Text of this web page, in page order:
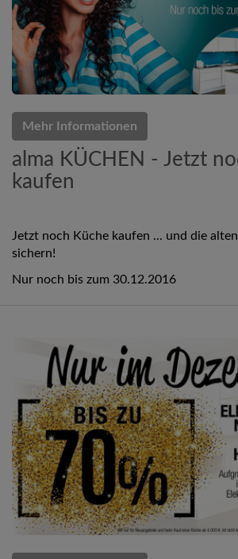
Mehr Informationen
alma KÜCHEN - Jetzt
kaufen
Jetzt noch Küche kaufen ... und die
sichern!
Nur noch bis zum 30.12.2016